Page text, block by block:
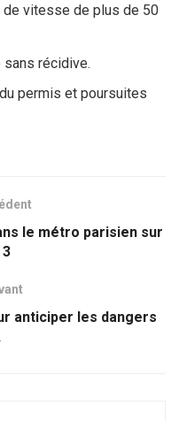
de vitesse de plus de 50
sans récidive.
permis et poursuites
le métro parisien sur
anticiper les dangers